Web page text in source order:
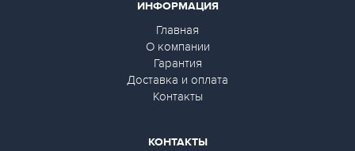
ИНФОРМАЦИЯ
Главная
О компании
Гарантия
Доставка и оплата
Контакты
КОНТАКТЫ